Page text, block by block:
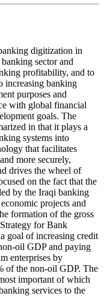
digitization in
sector and
profitability, and to
increasing banking
purposes and
with global financial
goals. The
in that it plays a
systems into
that facilitates
more securely,
drives the wheel of
on the fact that the
by the Iraqi banking
projects and
formation of the gross
for Bank
goal of increasing credit
oil GDP and paying
enterprises by
of the non-oil GDP. The
important of which
services to the